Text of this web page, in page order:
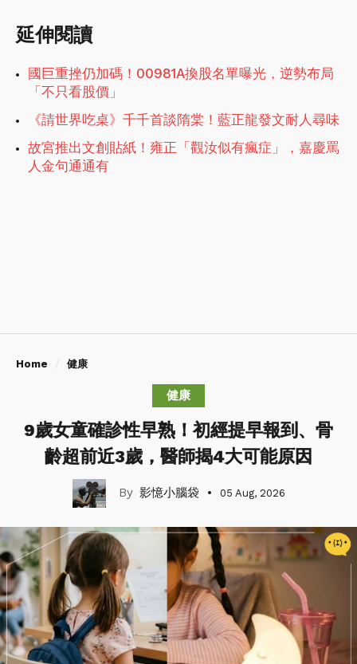
延伸閱讀
國巨重挫仍加碼！00981A換股名單曝光，逆勢布局
「不只看股價」
《請世界吃桌》千千首談隋棠！藍正龍發文耐人尋味
故宮推出文創貼紙！雍正「觀汝似有瘋症」，嘉慶罵
人金句通通有
Home 健康
健康
9歲女童確診性早熟！初經提早報到、骨
齡超前近3歲，醫師揭4大可能原因
影憶小腦袋 05 Aug, 2026